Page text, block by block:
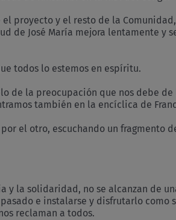
proyecto y el resto de la
de José María mejora lentamente y
todos lo estemos en espíritu.
de la preocupación que nos debe
también en la encíclica de
el otro, escuchando un fragmento
y la solidaridad, no se alcanzan de
e instalarse y disfrutarlo como
reclaman a todos.